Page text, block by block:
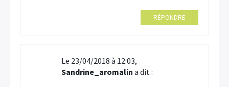
RÉPONDRE
Le 23/04/2018 à 12:03,
Sandrine_aromalin a dit :